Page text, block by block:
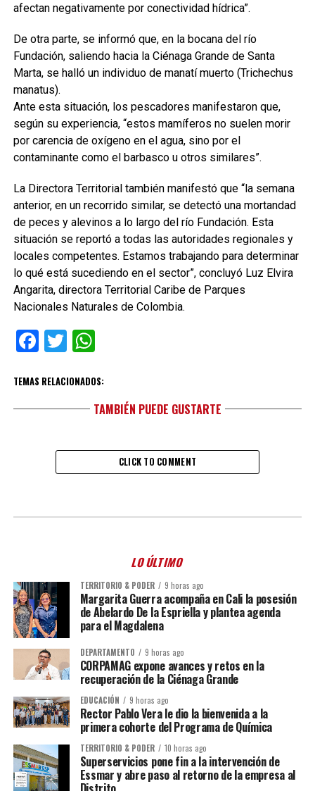
afectan negativamente por conectividad hídrica”.
De otra parte, se informó que, en la bocana del río
Fundación, saliendo hacia la Ciénaga Grande de Santa
Marta, se halló un individuo de manatí muerto (Trichechus
manatus).
Ante esta situación, los pescadores manifestaron que,
según su experiencia, “estos mamíferos no suelen morir
por carencia de oxígeno en el agua, sino por el
contaminante como el barbasco u otros similares”.
La Directora Territorial también manifestó que “la semana
anterior, en un recorrido similar, se detectó una mortandad
de peces y alevinos a lo largo del río Fundación. Esta
situación se reportó a todas las autoridades regionales y
locales competentes. Estamos trabajando para determinar
lo qué está sucediendo en el sector”, concluyó Luz Elvira
Angarita, directora Territorial Caribe de Parques
Nacionales Naturales de Colombia.
Facebook
Twitter
TEMAS RELACIONADOS:
TAMBIÉN PUEDE GUSTARTE
CLICK TO COMMENT
LO ÚLTIMO
TERRITORIO & PODER 9 horas ago
Margarita Guerra acompaña en Cali la posesión
de Abelardo De la Espriella y plantea agenda
para el Magdalena
DEPARTAMENTO 9 horas ago
CORPAMAG expone avances y retos en la
recuperación de la Ciénaga Grande
EDUCACIÓN 9 horas ago
Rector Pablo Vera le dio la bienvenida a la
primera cohorte del Programa de Química
TERRITORIO & PODER 10 horas ago
Superservicios pone fin a la intervención de
Essmar y abre paso al retorno de la empresa al